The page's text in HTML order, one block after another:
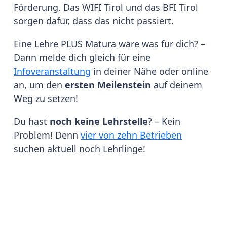
Förderung. Das WIFI Tirol und das BFI Tirol
sorgen dafür, dass das nicht passiert.
Eine Lehre PLUS Matura wäre was für dich? –
Dann melde dich gleich für eine
Infoveranstaltung in deiner Nähe oder online
an, um den ersten Meilenstein auf deinem
Weg zu setzen!
Du hast noch keine Lehrstelle? – Kein
Problem! Denn vier von zehn Betrieben
suchen aktuell noch Lehrlinge!